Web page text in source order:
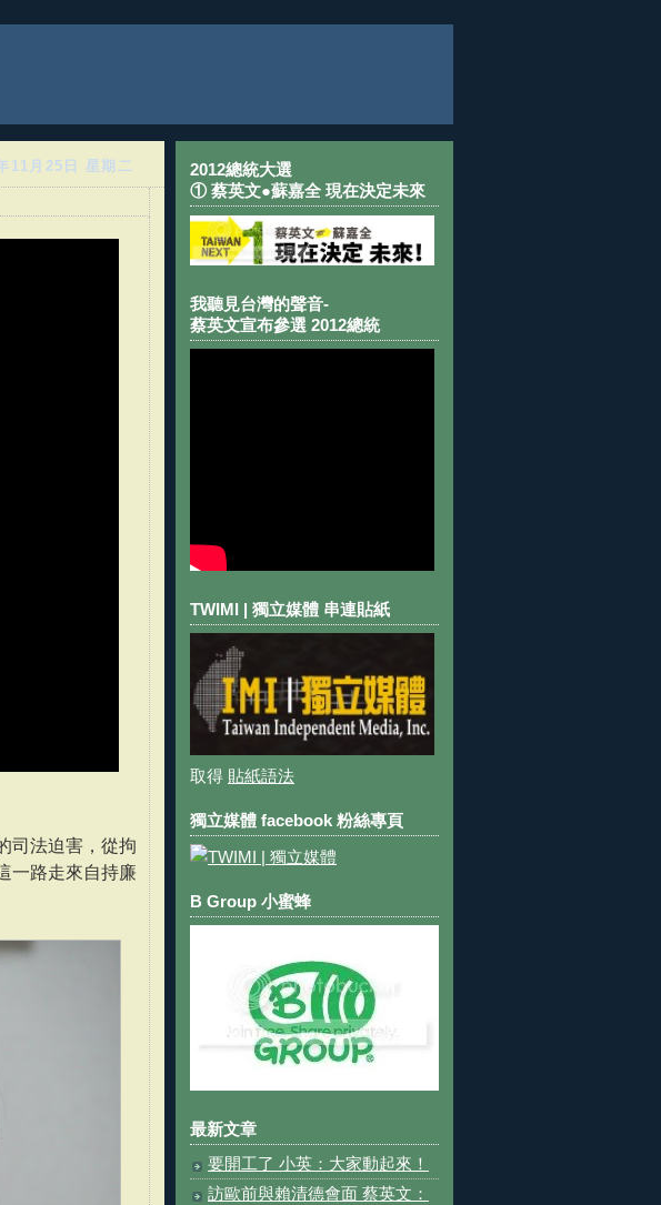
11月25日 星期二
司法迫害，從拘
一路走來自持廉
2012總統大選
① 蔡英文●蘇嘉全 現在決定未來
我聽見台灣的聲音-
蔡英文宣布參選 2012總統
TWIMI | 獨立媒體 串連貼紙
取得 貼紙語法
獨立媒體 facebook 粉絲專頁
B Group 小蜜蜂
最新文章
要開工了 小英：大家動起來！
訪歐前與賴清德會面 蔡英文：